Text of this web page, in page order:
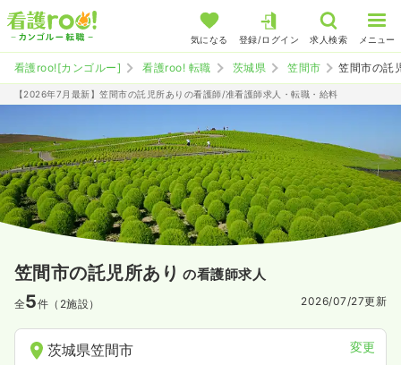
気になる 登録/ログイン 求人検索 メニュー
看護roo![カンゴルー] 看護roo! 転職 茨城県 笠間市 笠間市の託
【2026年7月最新】笠間市の託児所ありの看護師/准看護師求人・転職・給料
笠間市の託児所あり の看護師求人
全5件（2施設） 2026/07/27更新
茨城県笠間市 変更